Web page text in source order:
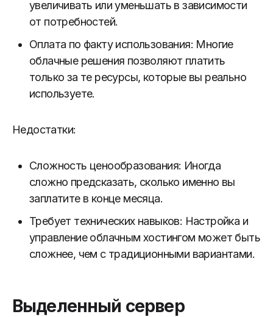
увеличивать или уменьшать в зависимости
от потребностей.
Оплата по факту использования: Многие
облачные решения позволяют платить
только за те ресурсы, которые вы реально
используете.
Недостатки:
Сложность ценообразования: Иногда
сложно предсказать, сколько именно вы
заплатите в конце месяца.
Требует технических навыков: Настройка и
управление облачным хостингом может быть
сложнее, чем с традиционными вариантами.
Выделенный сервер